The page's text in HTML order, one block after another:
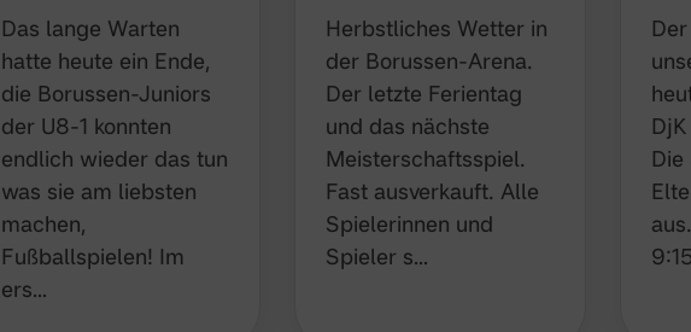
Das lange Warten
hatte heute ein Ende,
die Borussen-Juniors
der U8-1 konnten
endlich wieder das tun
was sie am liebsten
machen,
Fußballspielen! Im
ers…
Herbstliches Wetter in
der Borussen-Arena.
Der letzte Ferientag
und das nächste
Meisterschaftsspiel.
Fast ausverkauft. Alle
Spielerinnen und
Spieler s…
Die